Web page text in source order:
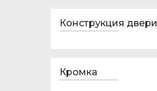
Конструкция двери
Кромка